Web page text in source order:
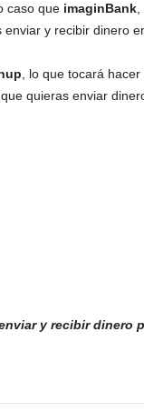
caso que imaginBank
enviar y recibir dinero
, lo que tocará
quieras enviar
y recibir dinero